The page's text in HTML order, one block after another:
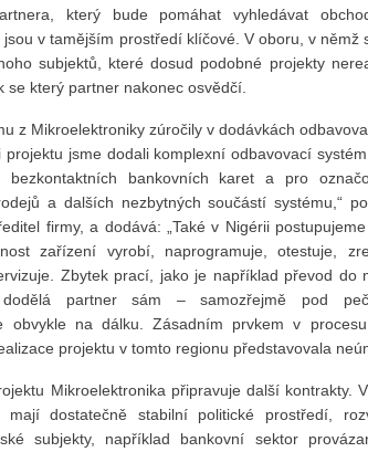
který bude pomáhat vyhledávat
v tamějším prostředí klíčové. V oboru, v němž
subjektů, které dosud podobné projekty
který partner nakonec osvědčí.
z Mikroelektroniky zúročily v dodávkách
projektu jsme dodali komplexní odbavovací
bankovních karet a pro
a dalších nezbytných součástí systému,“
firmy, a dodává: „Také v Nigérii
zařízení vyrobí, naprogramuje, otestuje,
Zbytek prací, jako je například převod do
partner sám – samozřejmě pod
obvykle na dálku. Zásadním prvkem v
projektu v tomto regionu představovala
Mikroelektronika připravuje další kontrakty.
dostatečně stabilní politické prostředí,
subjekty, například bankovní sektor